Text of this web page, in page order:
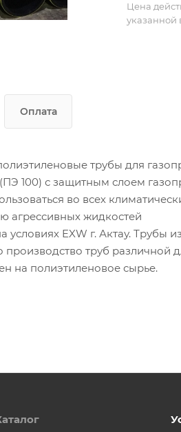
сырье.
Цена
указанной
Оплата
трубы для
100) с защитным слоем
во всех
агрессивных жидкостей
EXW г. Актау. Трубы
труб
на полиэтиленовое сырье.